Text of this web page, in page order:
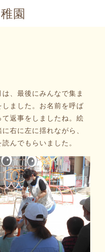
園
、最後にみんなで集ま
ました。お名前を呼ば
返事をしましたね。絵
右に左に揺れながら、
んでもらいました。